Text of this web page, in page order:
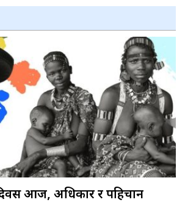
आज, अधिकार र पहिचान